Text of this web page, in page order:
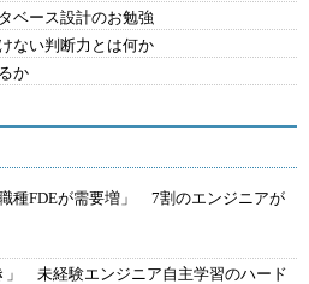
ベース設計のお勉強
ない判断力とは何か
か
種FDEが需要増」 7割のエンジニアが
」 未経験エンジニア自主学習のハード